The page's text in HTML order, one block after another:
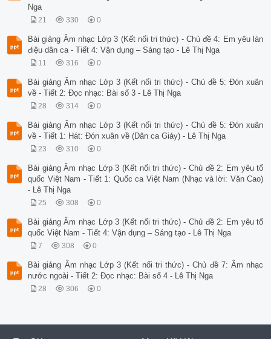
Nga
21 330 0
Bài giảng Âm nhạc Lớp 3 (Kết nối tri thức) - Chủ đề 4: Em yêu làn
điệu dân ca - Tiết 4: Vận dụng – Sáng tạo - Lê Thị Nga
11 316 0
Bài giảng Âm nhạc Lớp 3 (Kết nối tri thức) - Chủ đề 5: Đón xuân
về - Tiết 2: Đọc nhạc: Bài số 3 - Lê Thị Nga
28 314 0
Bài giảng Âm nhạc Lớp 3 (Kết nối tri thức) - Chủ đề 5: Đón xuân
về - Tiết 1: Hát: Đón xuân về (Dân ca Giáy) - Lê Thị Nga
23 310 0
Bài giảng Âm nhạc Lớp 3 (Kết nối tri thức) - Chủ đề 2: Em yêu tổ
quốc Việt Nam - Tiết 1: Quốc ca Việt Nam (Nhạc và lời: Văn Cao)
- Lê Thị Nga
25 308 0
Bài giảng Âm nhạc Lớp 3 (Kết nối tri thức) - Chủ đề 2: Em yêu tổ
quốc Việt Nam - Tiết 4: Vận dụng – Sáng tạo - Lê Thị Nga
7 308 0
Bài giảng Âm nhạc Lớp 3 (Kết nối tri thức) - Chủ đề 7: Âm nhạc
nước ngoài - Tiết 2: Đọc nhạc: Bài số 4 - Lê Thị Nga
28 306 0